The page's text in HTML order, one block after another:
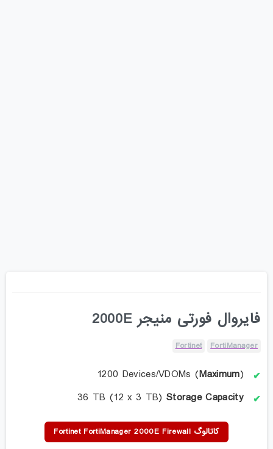
فایروال فورتی منیجر 2000E
FortiManager
Fortinet
1200 Devices/VDOMs (Maximum)
36 TB (12 x 3 TB) Storage Capacity
کاتالوگ Fortinet FortiManager 2000E Firewall